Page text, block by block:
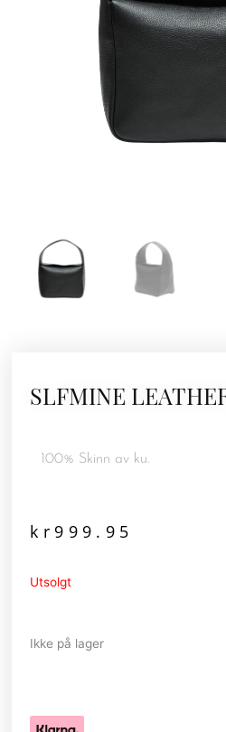
SLFMINE
100% Skinn av ku.
kr 999.95
Utsolgt
Ikke på lager